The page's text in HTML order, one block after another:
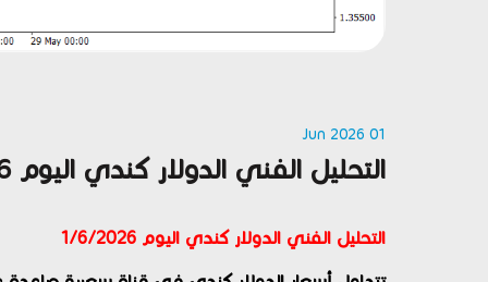
01 Jun 2026
التحليل الفني الدولار كندي اليوم 1/6/2026
التحليل الفني الدولار كندي اليوم 1/6/2026